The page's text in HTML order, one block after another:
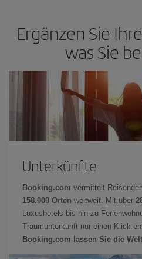
Ergänzen Sie
was Sie
Unterkünfte
Booking.com vermittelt
158.000 Orten weltweit. Mit über
Luxushotels bis hin zu
Traumunterkunft nur einen Klick
Booking.com lassen Sie die